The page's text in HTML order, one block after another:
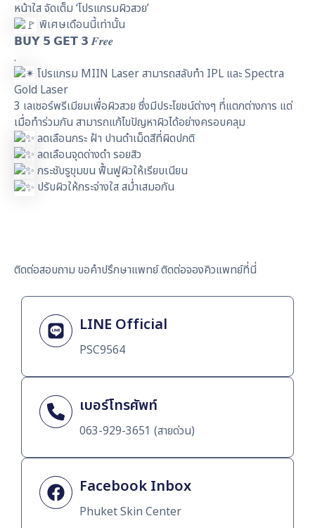
หน้าใส จัดเต็ม ‘โปรแกรมผิวสวย’
พิเศษเดือนนี้เท่านั้น
𝗕𝗨𝗬 𝟱 𝗚𝗘𝗧 𝟯 𝑭𝒓𝒆𝒆
.
โปรแกรม MIIN Laser สามารถสลับทำ IPL และ Spectra
Gold Laser
3 เลเซอร์พรีเมียมเพื่อผิวสวย ซึ่งมีประโยชน์ต่างๆ ที่แตกต่างการ แต่
เมื่อทำร่วมกัน สามารถแก้ไขปัญหาผิวได้อย่างครอบคลุม
ลดเลือนกระ ฝ้า ปานดำเม็ดสีที่ผิดปกติ
ลดเลือนจุดด่างดำ รอยสิว
กระชับรูขุมขน ฟื้นฟูผิวให้เรียบเนียน
ปรับผิวให้กระจ่างใส สม่ำเสมอกัน
ติดต่อสอบถาม ขอคำปรึกษาแพทย์ ติดต่อจองคิวแพทย์ที่นี่
LINE Official
PSC9564
เบอร์โทรศัพท์
063-929-3651 (สายด่วน)
Facebook Inbox
Phuket Skin Center